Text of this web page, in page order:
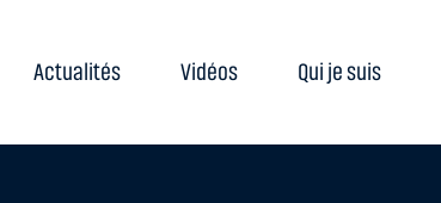
Actualités Vidéos Qui je suis